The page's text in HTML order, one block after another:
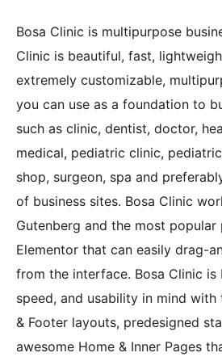
Bosa Clinic is multipurpose
Clinic is beautiful, fast,
extremely customizable,
you can use as a foundation to
such as clinic, dentist, doctor,
medical, pediatric clinic,
shop, surgeon, spa and
of business sites. Bosa Clinic
Gutenberg and the most popular
Elementor that can easily drag-
from the interface. Bosa Clinic is
speed, and usability in mind
& Footer layouts, predesigned
awesome Home & Inner Pages